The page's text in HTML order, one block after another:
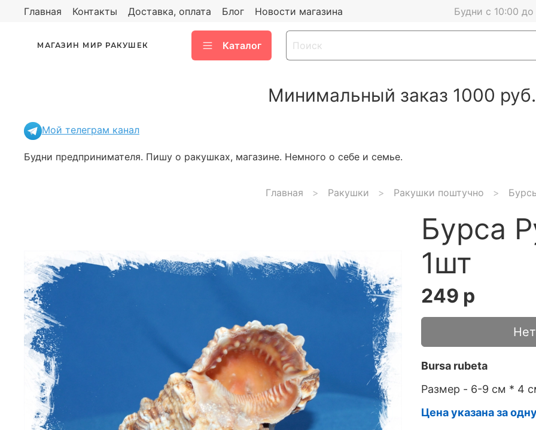
Главная Контакты Доставка, оплата Блог Новости магазина Будни с 10:00 до
МАГАЗИН МИР РАКУШЕК Каталог
Минимальный заказ 1000 руб.
Мой телеграм канал
Будни предпринимателя. Пишу о ракушках, магазине. Немного о себе и семье.
Главная Ракушки Ракушки поштучно
Бурса
1шт
249 р
Bursa rubeta
Размер - 6-9 см * 4
Цена указана за